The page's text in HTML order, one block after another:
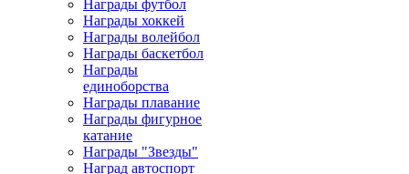
Награды футбол
Награды хоккей
Награды волейбол
Награды баскетбол
Награды
единоборства
Награды плавание
Награды фигурное
катание
Награды "Звезды"
Наград автоспорт